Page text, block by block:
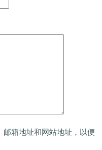
箱地址和网站地址，以便